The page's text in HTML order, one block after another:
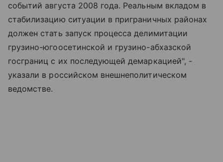
событий августа 2008 года. Реальным вкладом в
стабилизацию ситуации в приграничных районах
должен стать запуск процесса делимитации
грузино-югоосетинской и грузино-абхазской
госграниц с их последующей демаркацией", -
указали в российском внешнеполитическом
ведомстве.